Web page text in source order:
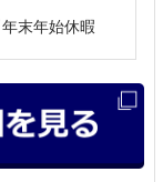
末年始休暇